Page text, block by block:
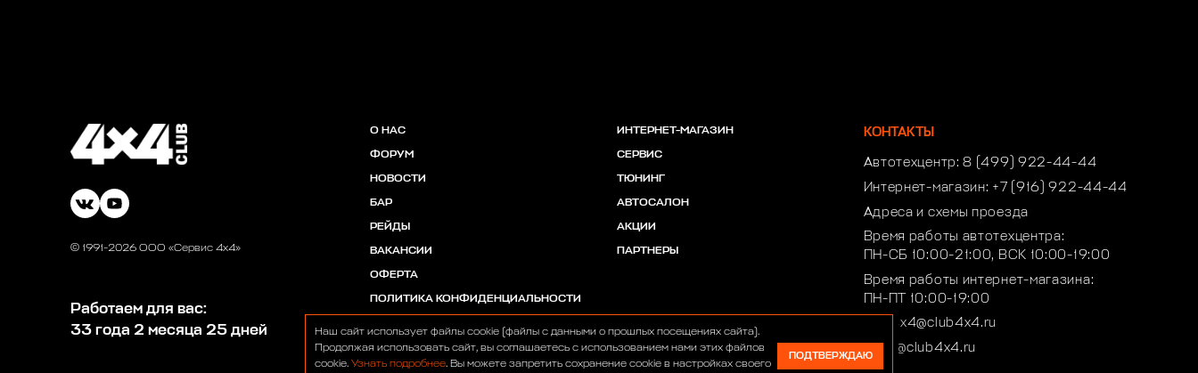
© 1991-2026 ООО «Сервис 4х4»
Работаем для вас:
33 года 2 месяца 25 дней
О НАС
ФОРУМ
НОВОСТИ
БАР
РЕЙДЫ
ВАКАНСИИ
ОФЕРТА
ПОЛИТИКА КОНФИДЕНЦИАЛЬНОСТИ
ИНТЕРНЕТ-МАГАЗИН
СЕРВИС
ТЮНИНГ
АВТОСАЛОН
АКЦИИ
ПАРТНЕРЫ
КОНТАКТЫ
Автотехцентр:8 (499) 922-44-44
Интернет-магазин: +7 (916) 922-44-44
Адреса и схемы проезда
Время работы автотехцентра:
ПН-СБ 10:00-21:00, ВСК 10:00-19:00
Время работы интернет-магазина:
ПН-ПТ 10:00-19:00
club4x4@club4x4.ru
shop@club4x4.ru
Наш сайт использует файлы cookie (файлы с данными о прошлых посещениях сайта).
Продолжая использовать сайт, вы соглашаетесь с использованием нами этих файлов
cookie. Узнать подробнее. Вы можете запретить сохранение cookie в настройках своего
ПОДТВЕРЖДАЮ